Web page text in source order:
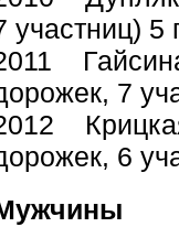
участниц)
7
6